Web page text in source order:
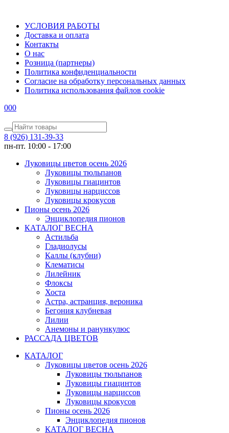
УСЛОВИЯ РАБОТЫ
Доставка и оплата
Контакты
О наc
Розница (партнеры)
Политика конфиденциальности
Согласие на обработку персональных данных
Политика использования файлов сookie
000
8 (926) 131-39-33
пн-пт. 10:00 - 17:00
Луковицы цветов осень 2026
Луковицы тюльпанов
Луковицы гиацинтов
Луковицы нарциссов
Луковицы крокусов
Пионы осень 2026
Энциклопедия пионов
КАТАЛОГ ВЕСНА
Астильба
Гладиолусы
Каллы (клубни)
Клематисы
Лилейник
Флоксы
Хоста
Астра, астранция, вероника
Бегония клубневая
Лилии
Анемоны и ранункулюс
РАССАДА ЦВЕТОВ
КАТАЛОГ
Луковицы цветов осень 2026
Луковицы тюльпанов
Луковицы гиацинтов
Луковицы нарциссов
Луковицы крокусов
Пионы осень 2026
Энциклопедия пионов
КАТАЛОГ ВЕСНА